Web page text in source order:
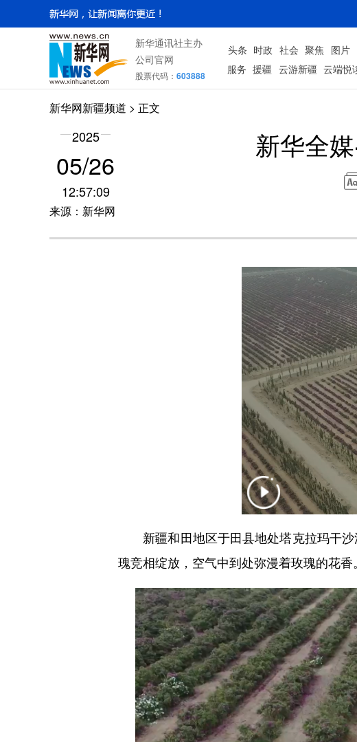
新华通讯社主办
公司官网
股票代码： 603888
头条 时政 社会 聚焦 图片
服务 援疆 云游新疆 云端悦
新华网新疆频道 > 正文
2025
05/26
12:57:09
来源：新华网
新华全
新疆和田地区于田县地处塔克拉玛干沙
瑰竞相绽放，空气中到处弥漫着玫瑰的花香